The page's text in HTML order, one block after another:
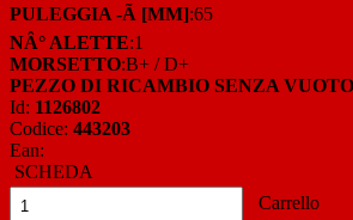
PULEGGIA -Ã [MM]:65
NÂ° ALETTE:1
MORSETTO:B+ / D+
PEZZO DI RICAMBIO SENZA
Id: 1126802
Codice: 443203
Ean:
SCHEDA
Carrello